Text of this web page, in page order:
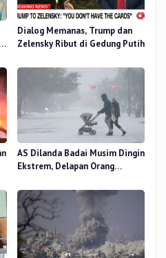
Dialog Memanas, Trump dan
Zelensky Ribut di Gedung Putih
AS Dilanda Badai Musim Dingin
Ekstrem, Delapan Orang